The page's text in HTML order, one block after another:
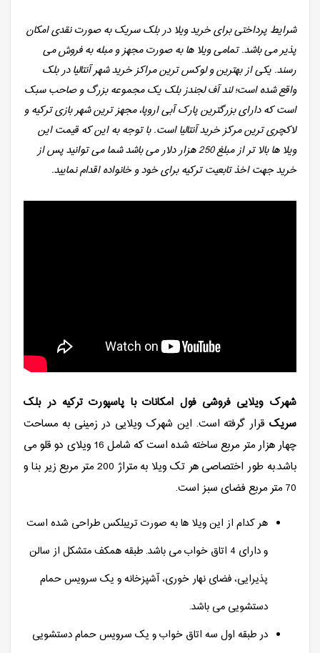
شرایط پرداختی برای خرید ویلا در بلک سریک به صورت نقدی امکان
پذیر می باشد. تمامی ویلا ها به صورت مجهز و مبله به فروش می
رسند. یکی از بهترین و لوکس ترین مراکز خرید شهر آنتالیا در بلک
واقع شده است؛ لند آف لجندز بلک یک مجموعه بزرگ و صاحب سبک
است که دارای بزرگترین پارک آبی اروپا، مجهز ترین شهر بازی ترکیه و
لاکچری ترین مرکز خرید آنتالیا است. با توجه به این که قیمت این
ویلا ها بالا تر از مبلغ 250 هزار دلار می باشد شما می توانید پس از
خرید جهت اخذ تابعیت ترکیه برای خود و خانواده اقدام نمایید.
شهرک ویلایی فروشی فول امکانات با پاسپورت ترکیه در بلک
سریک قرار گرفته است. این شهرک ویلایی در زمینی به مساحت
چهار هزار متر مربع ساخته شده است که شامل 16 ویلای دو قلو می
باشد.به طور اختصاصی هر تک ویلا به متراژ 200 متر مربع زیر بنا و
70 متر مربع فضای سبز است.
هر کدام از این ویلا ها به صورت تریبلکس طراحی شده است
و دارای 4 اتاق خواب می باشد. طبقه همکف متشکل از سالن
پذیرایی، فضای نهار خوری، آشپزخانه و یک سرویس حمام
دستشویی می باشد.
در طبقه اول سه اتاق خواب و یک سرویس حمام دستشویی